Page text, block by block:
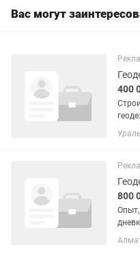
Вас могут
400
60км
800
Опыт,